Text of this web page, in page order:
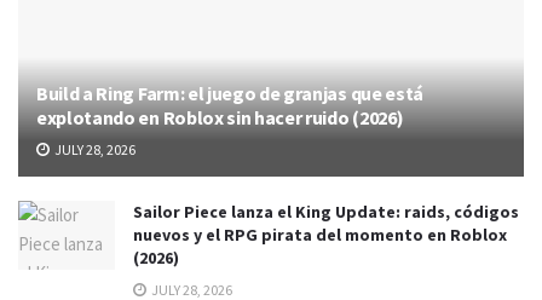
Build a Ring Farm: el juego de granjas que está
explotando en Roblox sin hacer ruido (2026)
JULY 28, 2026
Sailor Piece lanza el King Update: raids, códigos
nuevos y el RPG pirata del momento en Roblox
(2026)
JULY 28, 2026